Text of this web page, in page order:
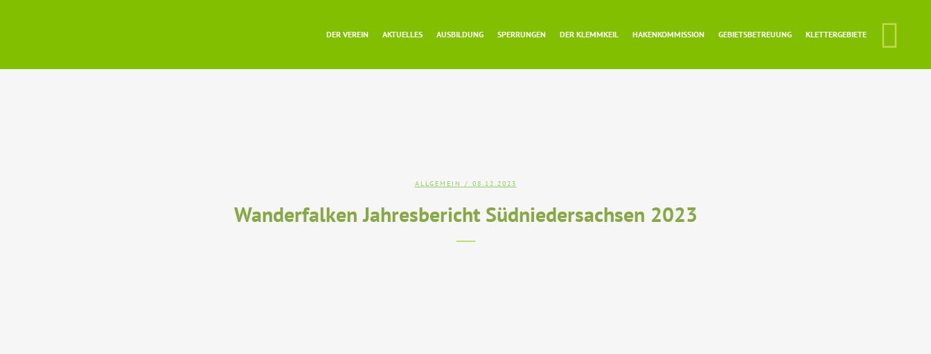
DER VEREIN AKTUELLES AUSBILDUNG SPERRUNGEN DER KLEMMKEIL HAKENKOMMISSION GEBIETSBETREUUNG KLETTERGEBIETE
ALLGEMEIN / 08.12.2023
Wanderfalken Jahresbericht Südniedersachsen 2023